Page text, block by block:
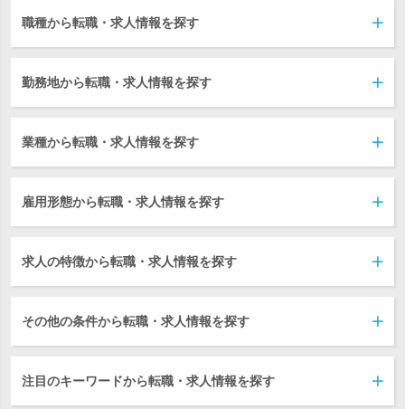
職種から転職・求人情報を探す
勤務地から転職・求人情報を探す
業種から転職・求人情報を探す
雇用形態から転職・求人情報を探す
求人の特徴から転職・求人情報を探す
その他の条件から転職・求人情報を探す
注目のキーワードから転職・求人情報を探す